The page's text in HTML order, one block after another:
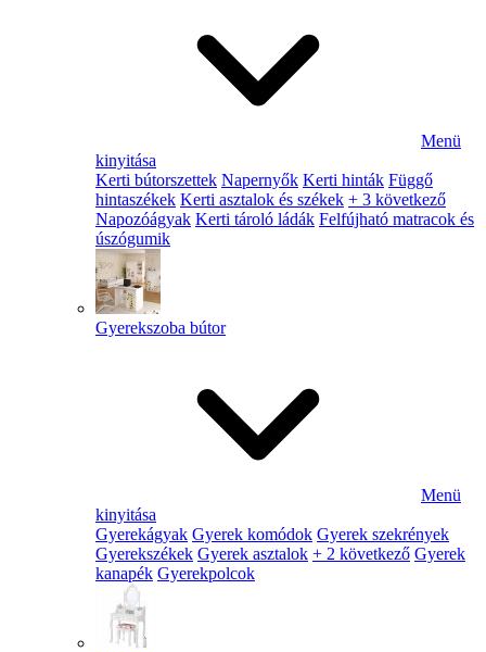
Menü
kinyitása
Kerti bútorszettek Napernyők Kerti hinták Függő
hintaszékek Kerti asztalok és székek + 3 következő
Napozóágyak Kerti tároló ládák Felfújható matracok és
úszógumik
Gyerekszoba bútor
Menü
kinyitása
Gyerekágyak Gyerek komódok Gyerek szekrények
Gyerekszékek Gyerek asztalok + 2 következő Gyerek
kanapék Gyerekpolcok